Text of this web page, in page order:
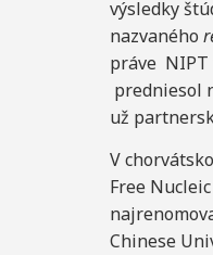
výsledky
nazvaného
práve NIPT
predniesol
už
V
Free
Chinese